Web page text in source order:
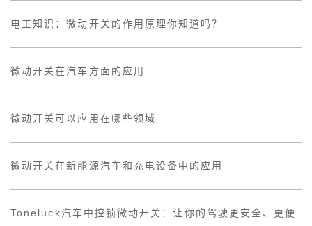
电工知识：微动开关的作用原理你知道吗？
微动开关在汽车方面的应用
微动开关可以应用在哪些领域
微动开关在新能源汽车和充电设备中的应用
Toneluck汽车中控锁微动开关：让你的驾驶更安全、更便